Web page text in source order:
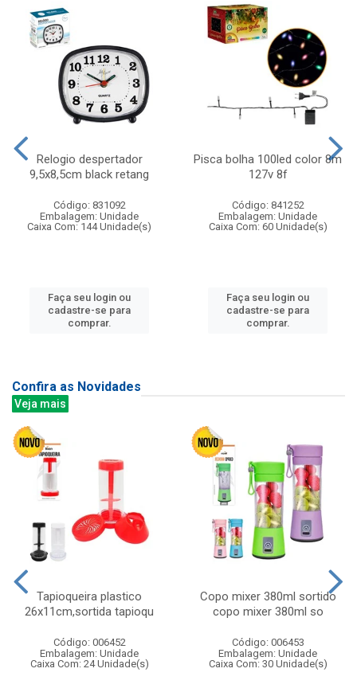
Relogio despertador
9,5x8,5cm black retang
Código: 831092
Embalagem: Unidade
Caixa Com: 144 Unidade(s)
Faça seu login ou
cadastre-se para
comprar.
Pisca bolha 100led color 8m
127v 8f
Código: 841252
Embalagem: Unidade
Caixa Com: 60 Unidade(s)
Faça seu login ou
cadastre-se para
comprar.
Confira as Novidades
Veja mais
Tapioqueira plastico
26x11cm,sortida tapioqu
Código: 006452
Embalagem: Unidade
Caixa Com: 24 Unidade(s)
Copo mixer 380ml sortido
copo mixer 380ml so
Código: 006453
Embalagem: Unidade
Caixa Com: 30 Unidade(s)